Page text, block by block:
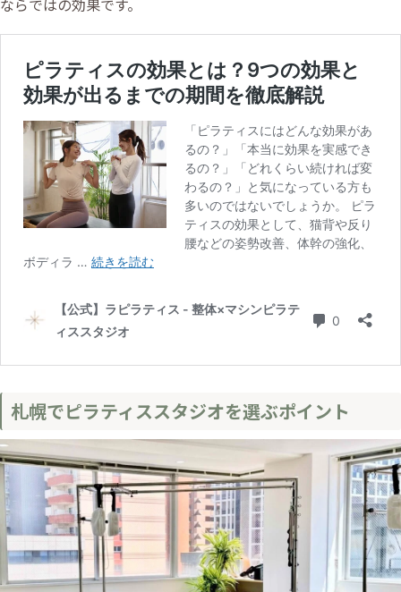
ならではの効果です。
札幌でピラティススタジオを選ぶポイント